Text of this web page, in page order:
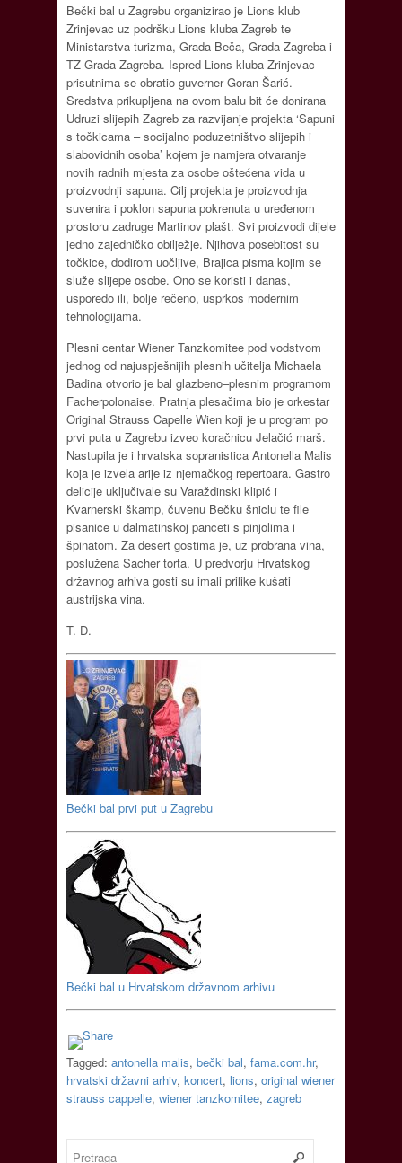
Bečki bal u Zagrebu organizirao je Lions klub
Zrinjevac uz podršku Lions kluba Zagreb te
Ministarstva turizma, Grada Beča, Grada Zagreba i
TZ Grada Zagreba. Ispred Lions kluba Zrinjevac
prisutnima se obratio guverner Goran Šarić.
Sredstva prikupljena na ovom balu bit će donirana
Udruzi slijepih Zagreb za razvijanje projekta ‘Sapuni
s točkicama – socijalno poduzetništvo slijepih i
slabovidnih osoba’ kojem je namjera otvaranje
novih radnih mjesta za osobe oštećena vida u
proizvodnji sapuna. Cilj projekta je proizvodnja
suvenira i poklon sapuna pokrenuta u uređenom
prostoru zadruge Martinov plašt. Svi proizvodi dijele
jedno zajedničko obilježje. Njihova posebitost su
točkice, dodirom uočljive, Brajica pisma kojim se
služe slijepe osobe. Ono se koristi i danas,
usporedo ili, bolje rečeno, usprkos modernim
tehnologijama.
Plesni centar Wiener Tanzkomitee pod vodstvom
jednog od najuspješnijih plesnih učitelja Michaela
Badina otvorio je bal glazbeno–plesnim programom
Facherpolonaise. Pratnja plesačima bio je orkestar
Original Strauss Capelle Wien koji je u program po
prvi puta u Zagrebu izveo koračnicu Jelačić marš.
Nastupila je i hrvatska sopranistica Antonella Malis
koja je izvela arije iz njemačkog repertoara. Gastro
delicije uključivale su Varaždinski klipić i
Kvarnerski škamp, čuvenu Bečku šniclu te file
pisanice u dalmatinskoj panceti s pinjolima i
špinatom. Za desert gostima je, uz probrana vina,
poslužena Sacher torta. U predvorju Hrvatskog
državnog arhiva gosti su imali prilike kušati
austrijska vina.
T. D.
Bečki bal prvi put u Zagrebu
Bečki bal u Hrvatskom državnom arhivu
Tagged: antonella malis, bečki bal, fama.com.hr,
hrvatski državni arhiv, koncert, lions, original wiener
strauss cappelle, wiener tanzkomitee, zagreb